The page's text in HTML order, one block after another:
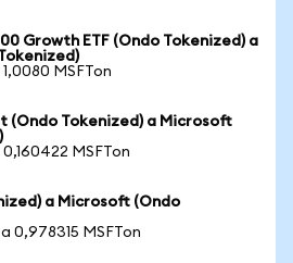
Growth ETF (Ondo Tokenized) a
MSFTon
(Ondo Tokenized) a Microsoft
MSFTon
a Microsoft (Ondo
0,978315 MSFTon